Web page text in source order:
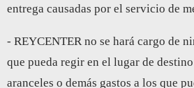
entrega causadas por el servicio de
- REYCENTER no se hará cargo de
que pueda regir en el lugar de
aranceles o demás gastos a los que